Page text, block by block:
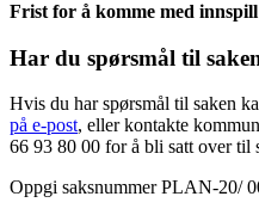
Frist for å komme med
Har du spørsmål til
Hvis du har spørsmål til saken
på e-post, eller kontakte
66 93 80 00 for å bli satt over til
Oppgi saksnummer PLAN-20/